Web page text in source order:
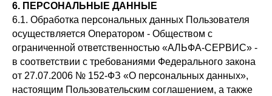
6. ПЕРСОНАЛЬНЫЕ ДАННЫЕ
6.1. Обработка персональных данных Пользователя
осуществляется Оператором - Обществом с
ограниченной ответственностью «АЛЬФА-СЕРВИС» -
в соответствии с требованиями Федерального закона
от 27.07.2006 № 152-ФЗ «О персональных данных»,
настоящим Пользовательским соглашением, а также